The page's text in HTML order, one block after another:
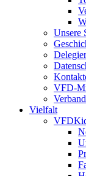
Unsere
VFD-
Vielfalt